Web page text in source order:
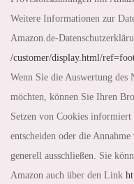
Weitere Informationen zur
Amazon.de-
/customer/display.html/
Wenn Sie die Auswertung des
möchten, können Sie Ihren
Setzen von Cookies
entscheiden oder die
generell ausschließen. Sie
Amazon auch über den Link